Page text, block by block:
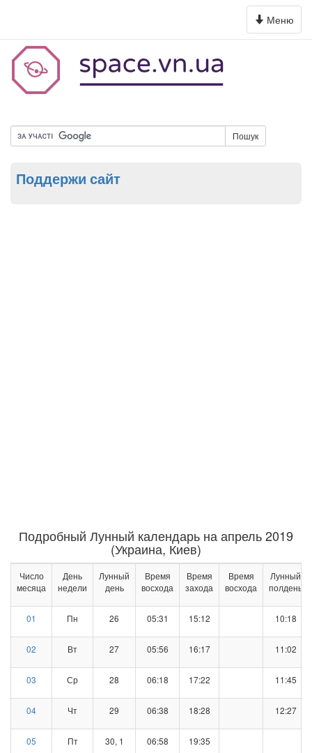
Toggle
navigation
Меню
Пошук
Поддержи сайт
Подробный Лунный календарь на апрель 2019
(Украина, Киев)
Число
месяца
День
недели
Лунный
день
Время
восхода
Время
захода
Время
восхода
Лунный
полдень
01 Пн 26 05:31 15:12 10:18
02 Вт 27 05:56 16:17 11:02
03 Ср 28 06:18 17:22 11:45
04 Чт 29 06:38 18:28 12:27
05 Пт 30, 1 06:58 19:35